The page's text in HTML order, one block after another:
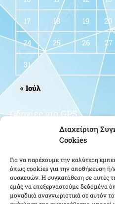
Διαχείριση
Cookies
Για να παρέχουμε την καλύτερη
όπως cookies για την αποθήκευση ή/
συσκευών. Η συγκατάθεση σε αυτές
εμάς να επεξεργαστούμε δεδομένα
μοναδικά αναγνωριστικά σε αυτόν
17 18 19 20
24 25 26 27
31
« Ιούλ
Οδηγίες για GPS